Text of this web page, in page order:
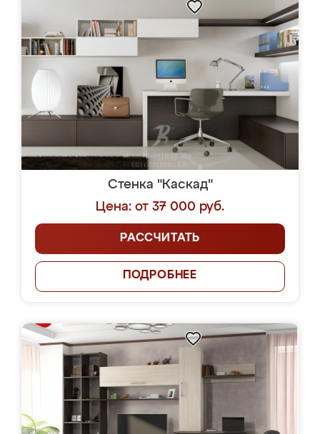
Стенка "Каскад"
Цена: от 37 000 руб.
РАССЧИТАТЬ
ПОДРОБНЕЕ